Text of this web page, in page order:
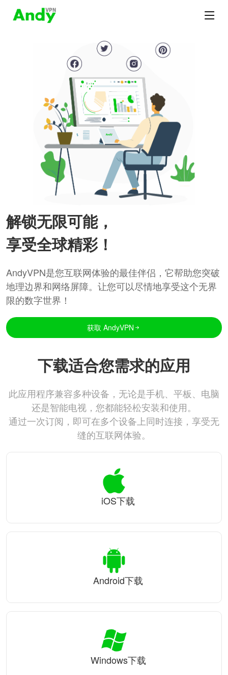
解锁无限可能，
享受全球精彩！
AndyVPN是您互联网体验的最佳伴侣，它帮助您突破
地理边界和网络屏障。让您可以尽情地享受这个无界
限的数字世界！
获取 AndyVPN
下载适合您需求的应用
此应用程序兼容多种设备，无论是手机、平板、电脑
还是智能电视，您都能轻松安装和使用。
通过一次订阅，即可在多个设备上同时连接，享受无
缝的互联网体验。
iOS下载
Android下载
Windows下载